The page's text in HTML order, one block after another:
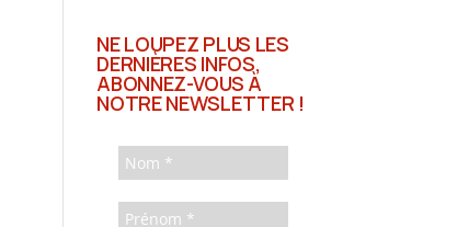
NE LOUPEZ PLUS LES
DERNIÈRES INFOS,
ABONNEZ-VOUS À
NOTRE NEWSLETTER !